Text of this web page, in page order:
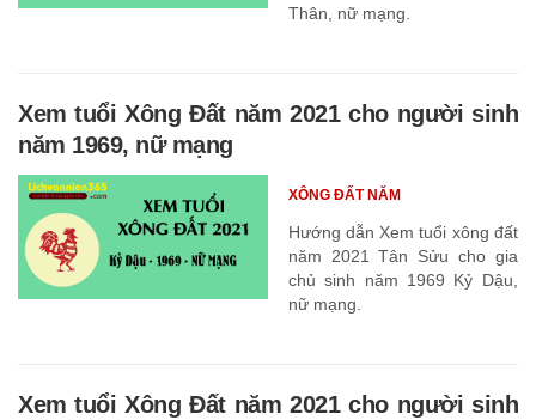
Thân, nữ mạng.
Xem tuổi Xông Đất năm 2021 cho người sinh
năm 1969, nữ mạng
Hướng dẫn Xem tuổi xông đất
năm 2021 Tân Sửu cho gia
chủ sinh năm 1969 Kỷ Dậu,
nữ mạng.
XÔNG ĐẤT NĂM
Xem tuổi Xông Đất năm 2021 cho người sinh